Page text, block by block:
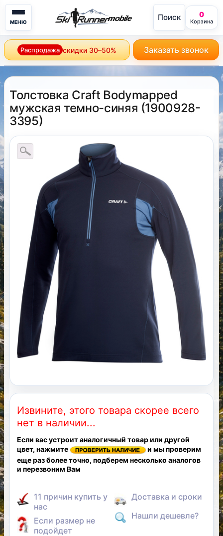
МЕНЮ mobile Поиск 0
Корзина
Распродажа скидки 30–50% Заказать звонок
Толстовка Craft Bodymapped
мужская темно-синяя (1900928-
3395)
Извините, этого товара скорее всего
нет в наличии...
Если вас устроит аналогичный товар или другой
цвет, нажмите
и мы проверим
еще раз более точно, подберем несколько аналогов
и перезвоним Вам
11 причин купить у
нас
Если размер не
подойдет
Доставка и сроки
Нашли дешевле?